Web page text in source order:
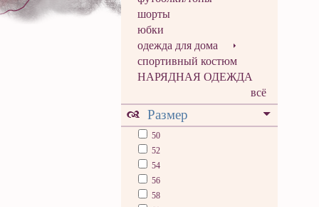
шорты
юбки
одежда для дома
спортивный костюм
НАРЯДНАЯ ОДЕЖДА
всё
Размер
50
52
54
56
58